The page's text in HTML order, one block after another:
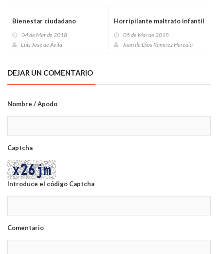
Bienestar ciudadano
04 de Mar de 2018
Luis José de Ávila
Horripilante maltrato infantil
05 de Mar de 2018
Juan de Dios Ramírez Heredia
DEJAR UN COMENTARIO
Nombre / Apodo
Captcha
Introduce el código Captcha
Comentario